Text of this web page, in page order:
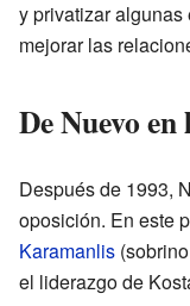
y privatizar algunas
mejorar las
De Nuevo
Después de 1993,
oposición. En este
Karamanlis
el liderazgo de